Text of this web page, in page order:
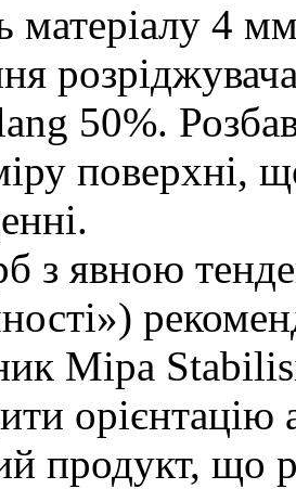
матеріалу 4
50%.
поверхні,
з явною
Mipa
орієнтацію
продукт, що